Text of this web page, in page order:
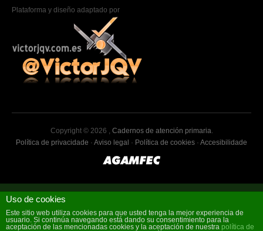
Plataforma y diseño adaptado por
Copyright © 2026 , Cadernos de atención primaria
Política de privacidade · Aviso legal · Política de cookies · Accesibilidade
Uso de cookies
Este sitio web utiliza cookies para que usted tenga la mejor experiencia de
usuario. Si continúa navegando está dando su consentimiento para la
aceptación de las mencionadas cookies y la aceptación de nuestra política de